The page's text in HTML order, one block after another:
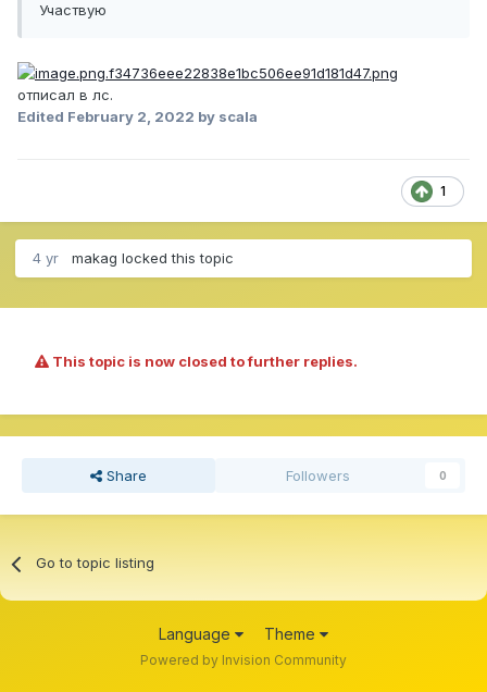
Участвую
отписал в лс.
Edited February 2, 2022 by scala
1
4 yr makag locked this topic
This topic is now closed to further replies.
Share Followers 0
Go to topic listing
Language Theme
Powered by Invision Community